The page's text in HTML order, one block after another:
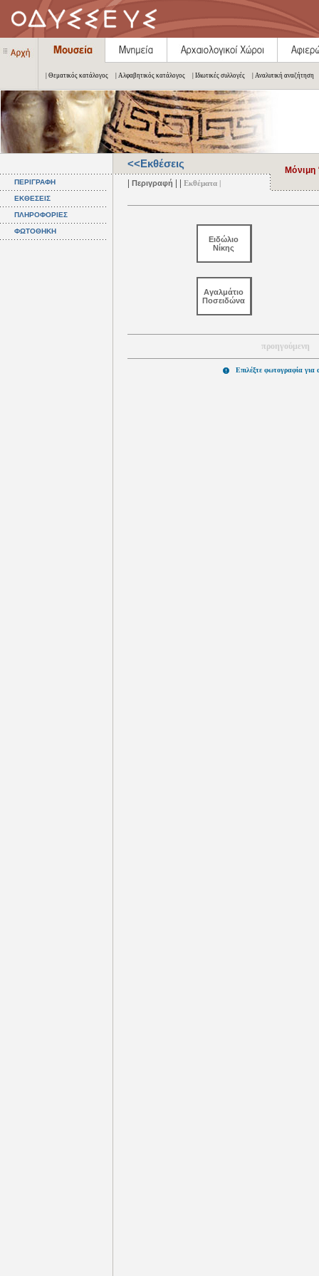
| Θεματικός κατάλογος | Αλφαβητικός κατάλογος | Ιδιωτικές συλλογές | Αναλυτική αναζήτηση
ΠΕΡΙΓΡΑΦΗ
ΕΚΘΕΣΕΙΣ
ΠΛΗΡΟΦΟΡΙΕΣ
ΦΩΤΟΘΗΚΗ
<<Εκθέσεις
| Περιγραφή | | Εκθέματα |
Μόνιμη
Ειδώλιο
Νίκης
Αγαλμάτιο
Ποσειδώνα
προηγούμενη
Επιλέξτε φωτογραφία για